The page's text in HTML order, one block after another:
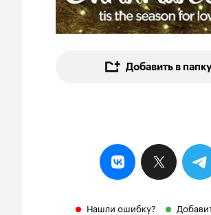
Добавить в
Нашли ошибку?